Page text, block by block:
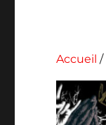
Accueil /